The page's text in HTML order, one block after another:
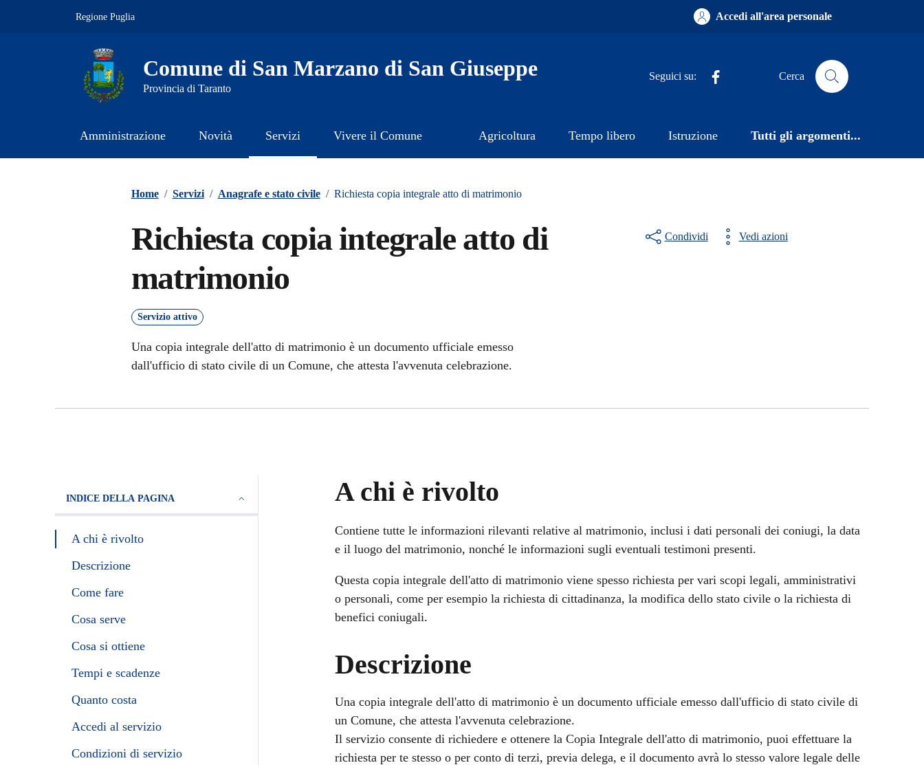
Regione Puglia Accedi all'area personale
Comune di San Marzano di San Giuseppe
Provincia di Taranto
Seguici su: Cerca
Amministrazione Novità Servizi Vivere il Comune Agricoltura Tempo libero Istruzione Tutti gli argomenti...
Home / Servizi / Anagrafe e stato civile / Richiesta copia integrale atto di matrimonio
Richiesta copia integrale atto di
matrimonio
Servizio attivo
Una copia integrale dell'atto di matrimonio è un documento ufficiale emesso
dall'ufficio di stato civile di un Comune, che attesta l'avvenuta celebrazione.
Condividi Vedi azioni
INDICE DELLA PAGINA
A chi è rivolto
Descrizione
Come fare
Cosa serve
Cosa si ottiene
Tempi e scadenze
Quanto costa
Accedi al servizio
Condizioni di servizio
A chi è rivolto
Contiene tutte le informazioni rilevanti relative al matrimonio, inclusi i dati personali dei coniugi, la data
e il luogo del matrimonio, nonché le informazioni sugli eventuali testimoni presenti.
Questa copia integrale dell'atto di matrimonio viene spesso richiesta per vari scopi legali, amministrativi
o personali, come per esempio la richiesta di cittadinanza, la modifica dello stato civile o la richiesta di
benefici coniugali.
Descrizione
Una copia integrale dell'atto di matrimonio è un documento ufficiale emesso dall'ufficio di stato civile di
un Comune, che attesta l'avvenuta celebrazione.
Il servizio consente di richiedere e ottenere la Copia Integrale dell'atto di matrimonio, puoi effettuare la
richiesta per te stesso o per conto di terzi, previa delega, e il documento avrà lo stesso valore legale delle